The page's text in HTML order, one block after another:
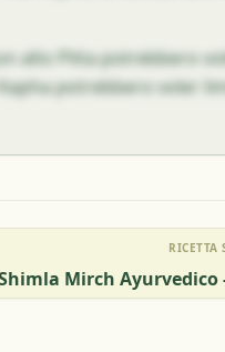
alto Pitta potrebbero
potrebbero voler
RICETTA